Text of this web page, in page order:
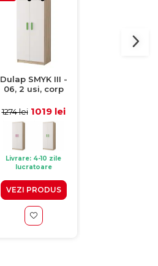
Dulap SMYK III -
06, 2 usi, corp
verde, 80x50x193
1274 lei 1019 lei
Livrare: 4-10 zile
lucratoare
VEZI PRODUS